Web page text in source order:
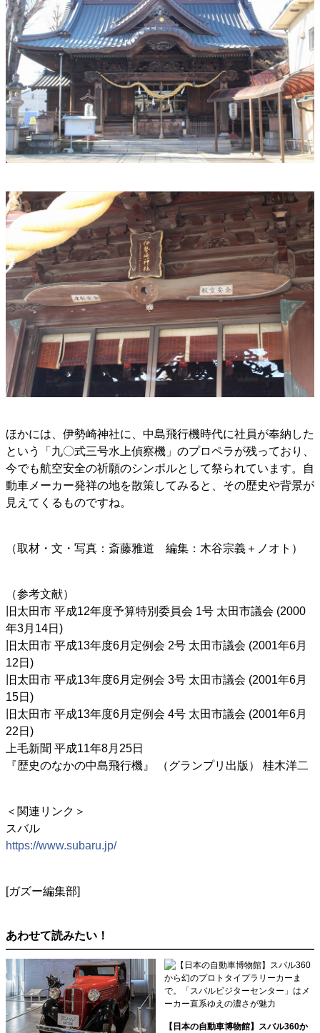
ほかには、伊勢崎神社に、中島飛行機時代に社員が奉納した
という「九〇式三号水上偵察機」のプロペラが残っており、
今でも航空安全の祈願のシンボルとして祭られています。自
動車メーカー発祥の地を散策してみると、その歴史や背景が
見えてくるものですね。
（取材・文・写真：斎藤雅道 編集：木谷宗義＋ノオト）
（参考文献）
旧太田市 平成12年度予算特別委員会 1号 太田市議会 (2000
年3月14日)
旧太田市 平成13年度6月定例会 2号 太田市議会 (2001年6月
12日)
旧太田市 平成13年度6月定例会 3号 太田市議会 (2001年6月
15日)
旧太田市 平成13年度6月定例会 4号 太田市議会 (2001年6月
22日)
上毛新聞 平成11年8月25日
『歴史のなかの中島飛行機』 （グランプリ出版） 桂木洋二
＜関連リンク＞
スバル
https://www.subaru.jp/
[ガズー編集部]
あわせて読みたい！
【日本の自動車博物館】スバル360か